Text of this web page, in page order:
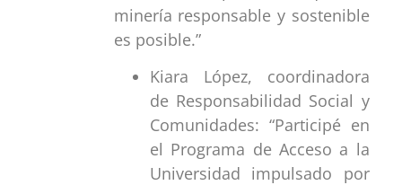
minería responsable y sostenible
es posible.”
Kiara López, coordinadora
de Responsabilidad Social y
Comunidades: “Participé en
el Programa de Acceso a la
Universidad impulsado por